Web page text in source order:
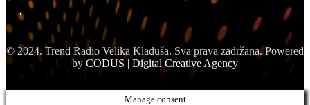
© 2024. Trend Radio Velika Kladuša. Sva prava zadržana. Powered
by CODUS | Digital Creative Agency
Manage consent